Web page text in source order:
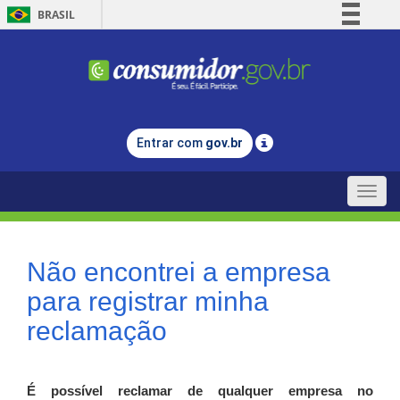
BRASIL
Comunica BR
Legislação
Entrar com gov.br
Toggle
Não encontrei a empresa
para registrar minha
reclamação
É possível reclamar de qualquer empresa no